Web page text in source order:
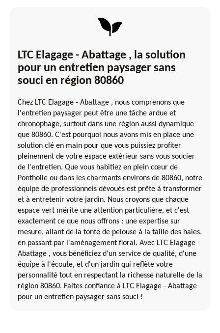
LTC Elagage - Abattage , la solution
pour un entretien paysager sans
souci en région 80860
Chez LTC Elagage - Abattage , nous comprenons que
l'entretien paysager peut être une tâche ardue et
chronophage, surtout dans une région aussi dynamique
que 80860. C'est pourquoi nous avons mis en place une
solution clé en main pour que vous puissiez profiter
pleinement de votre espace extérieur sans vous soucier
de l'entretien. Que vous habitiez en plein cœur de
Ponthoile ou dans les charmants environs de 80860, notre
équipe de professionnels dévoués est prête à transformer
et à entretenir votre jardin. Nous croyons que chaque
espace vert mérite une attention particulière, et c'est
exactement ce que nous offrons : une expertise sur
mesure, allant de la tonte de pelouse à la taille des haies,
en passant par l'aménagement floral. Avec LTC Elagage -
Abattage , vous bénéficiez d'un service de qualité, d'une
équipe à l'écoute, et d'un jardin qui reflète votre
personnalité tout en respectant la richesse naturelle de la
région 80860. Faites confiance à LTC Elagage - Abattage
pour un entretien paysager sans souci !